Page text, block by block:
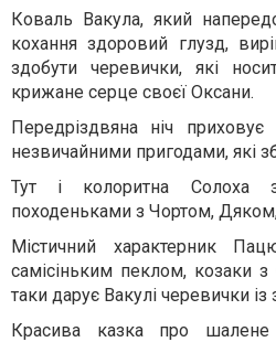
Коваль Вакула, який
кохання здоровий глузд,
здобути черевички, які
крижане серце своєї Оксани.
Передріздвяна ніч
незвичайними пригодами, які
Тут і колоритна Солоха
походеньками з Чортом,
Містичний характерник
самісіньким пеклом, козаки з
таки дарує Вакулі черевички із
Красива казка про